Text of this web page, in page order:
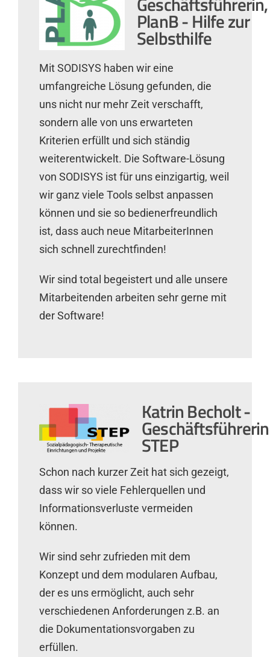
PlanB - Hilfe zur
Selbsthilfe
Mit SODISYS haben wir eine
umfangreiche Lösung gefunden, die
uns nicht nur mehr Zeit verschafft,
sondern alle von uns erwarteten
Kriterien erfüllt und sich ständig
weiterentwickelt. Die Software-Lösung
von SODISYS ist für uns einzigartig, weil
wir ganz viele Tools selbst anpassen
können und sie so bedienerfreundlich
ist, dass auch neue MitarbeiterInnen
sich schnell zurechtfinden!
Wir sind total begeistert und alle unsere
Mitarbeitenden arbeiten sehr gerne mit
der Software!
Katrin Becholt -
Geschäftsführerin
STEP
Schon nach kurzer Zeit hat sich gezeigt,
dass wir so viele Fehlerquellen und
Informationsverluste vermeiden
können.
Wir sind sehr zufrieden mit dem
Konzept und dem modularen Aufbau,
der es uns ermöglicht, auch sehr
verschiedenen Anforderungen z.B. an
die Dokumentationsvorgaben zu
erfüllen.